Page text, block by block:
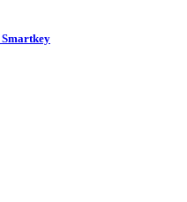
Smartkey